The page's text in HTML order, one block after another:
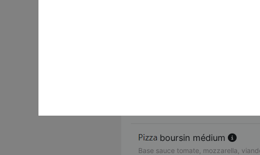
boursin médium
Base sauce tomate, mozzarella,